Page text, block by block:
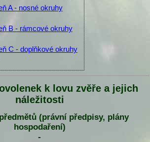
A - nosné okruhy
B - rámcové okruhy
C - doplňkové okruhy
k lovu zvěře a jejich
náležitosti
(právní předpisy, plány
hospodaření)
-